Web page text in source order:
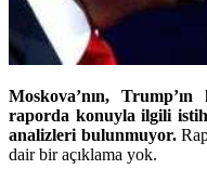
Moskova’nın,
raporda konuyla ilgili
analizleri bulunmuyor.
dair bir açıklama yok.